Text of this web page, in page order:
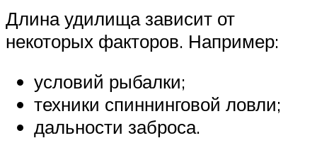
Длина удилища зависит от
некоторых факторов. Например:
условий рыбалки;
техники спиннинговой ловли;
дальности заброса.